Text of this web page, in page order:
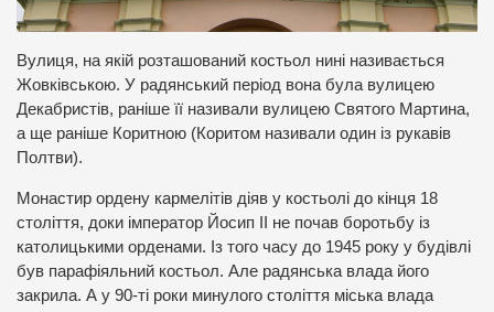
Вулиця, на якій розташований костьол нині називається
Жовківською. У радянський період вона була вулицею
Декабристів, раніше її називали вулицею Святого Мартина,
а ще раніше Коритною (Коритом називали один із рукавів
Полтви).
Монастир ордену кармелітів діяв у костьолі до кінця 18
століття, доки імператор Йосип ІІ не почав боротьбу із
католицькими орденами. Із того часу до 1945 року у будівлі
був парафіяльний костьол. Але радянська влада його
закрила. А у 90-ті роки минулого століття міська влада